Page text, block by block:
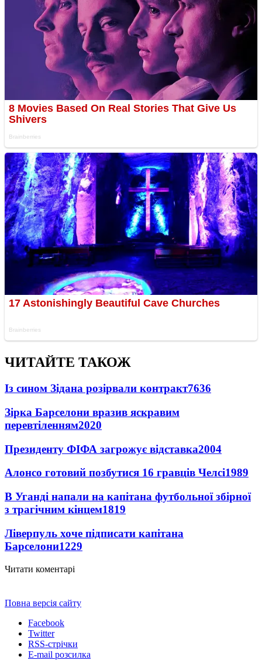
ЧИТАЙТЕ ТАКОЖ
Із сином Зідана розірвали контракт7636
Зірка Барселони вразив яскравим
перевтіленням2020
Президенту ФІФА загрожує відставка2004
Алонсо готовий позбутися 16 гравців Челсі1989
В Уганді напали на капітана футбольної збірної
з трагічним кінцем1819
Ліверпуль хоче підписати капітана
Барселони1229
Читати коментарі
Повна версія сайту
Facebook
Twitter
RSS-стрічки
E-mail розсилка